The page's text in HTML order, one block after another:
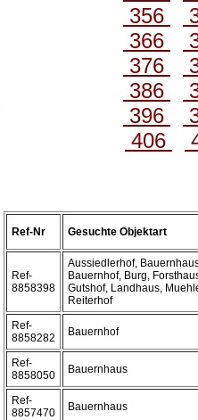
356
366
376
386
396
406
Ref-Nr Gesuchte Objektart
Ref-
8858398
Aussiedlerhof,
Bauernhof, Burg,
Gutshof, Landhaus,
Reiterhof
Ref-
8858282
Bauernhof
Ref-
8858050
Bauernhaus
Ref-
8857470
Bauernhaus